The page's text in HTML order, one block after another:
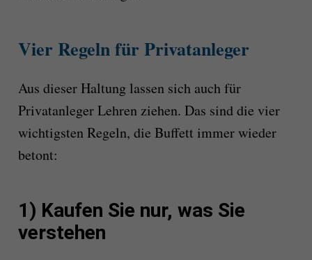
Vier Regeln für Privatanleger
Aus dieser Haltung lassen sich auch für
Privatanleger Lehren ziehen. Das sind die vier
wichtigsten Regeln, die Buffett immer wieder
betont:
1) Kaufen Sie nur, was Sie
verstehen